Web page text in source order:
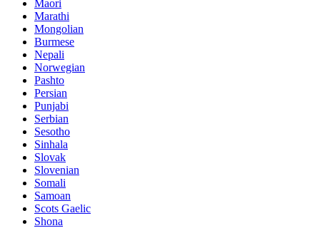
Maori
Marathi
Mongolian
Burmese
Nepali
Norwegian
Pashto
Persian
Punjabi
Serbian
Sesotho
Sinhala
Slovak
Slovenian
Somali
Samoan
Scots Gaelic
Shona